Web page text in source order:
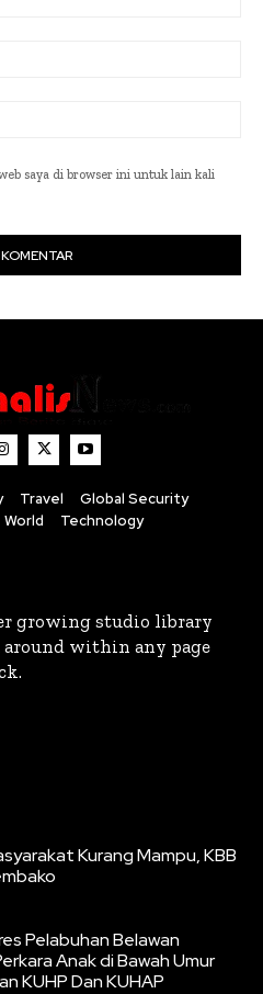
saya di browser ini untuk lain kali
Travel
Global Security
World Technology
growing studio library
around within any page
Kurang Mampu, KBB
Pelabuhan Belawan
Anak di Bawah Umur
KUHP Dan KUHAP